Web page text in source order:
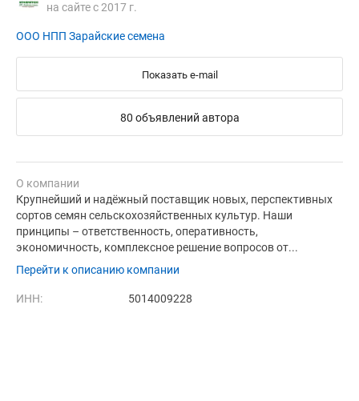
на сайте с 2017 г.
ООО НПП Зарайские семена
Показать e-mail
80 объявлений автора
О компании
Крупнейший и надёжный поставщик новых, перспективных
сортов семян сельскохозяйственных культур. Наши
принципы – ответственность, оперативность,
экономичность, комплексное решение вопросов от...
Перейти к описанию компании
ИНН: 5014009228